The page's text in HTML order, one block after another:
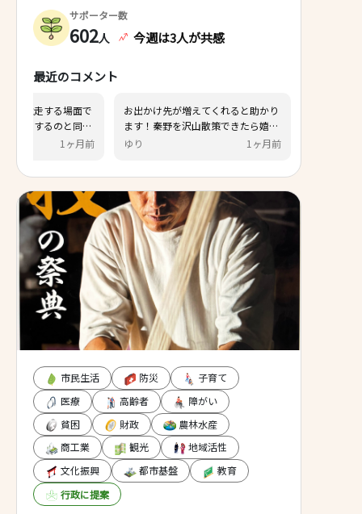
サポーター数
602人 今週は3人が共感
最近のコメント
クが並走する場面で
したりするのと同
犬を散歩中の飼い主
ャーパークに行く
ちよく利用出来るよ
開設を一早く望みま
1ヶ月前
お出かけ先が増えてくれると助かり
ます！秦野を沢山散策できたら嬉し
いです。
ゆり 1ヶ月前
市民生活 防災
子育て
医療
高齢者
障がい
貧困
財政
農林水産
商工業
観光
地域活性
文化振興
都市基盤
教育
行政に提案